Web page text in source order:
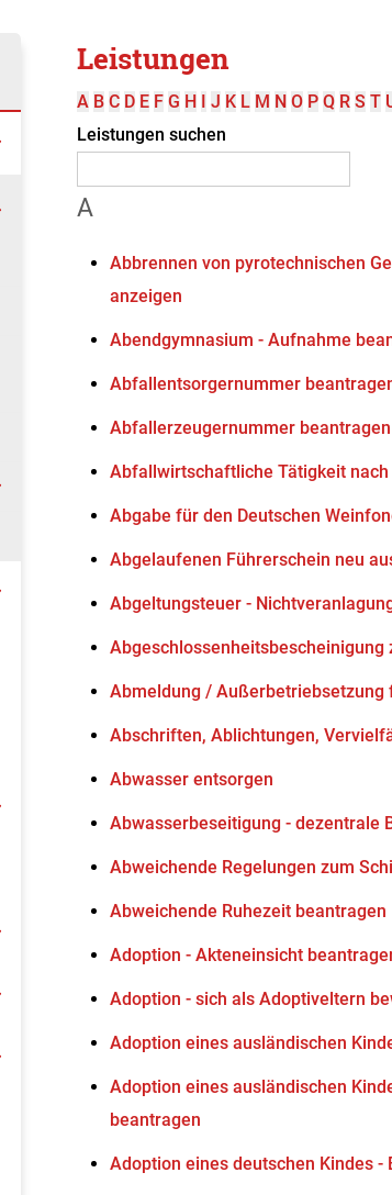
Leistungen
A B C D E F G H I J K L M N O P Q R S T
Leistungen suchen
A
Abbrennen von pyrotechnischen
anzeigen
Abendgymnasium - Aufnahme
Abfallentsorgernummer
Abfallerzeugernummer beantragen
Abfallwirtschaftliche Tätigkeit
Abgabe für den Deutschen
Abgelaufenen Führerschein neu
Abgeltungsteuer -
Abmeldung / Außerbetriebsetzung
Abschriften, Ablichtungen,
Abwasser entsorgen
Abwasserbeseitigung - dezentrale
Abweichende Regelungen zum
Abweichende Ruhezeit beantragen
Adoption - Akteneinsicht
Adoption - sich als Adoptiveltern
Adoption eines ausländischen
Adoption eines ausländischen
beantragen
Adoption eines deutschen Kindes -